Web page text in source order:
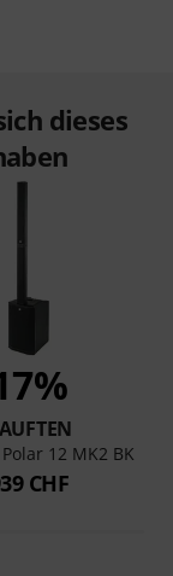
dieses
12 MK2 BK
CHF